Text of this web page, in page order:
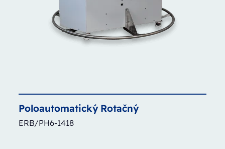
Poloautomatický Rotačný
ERB/PH6-1418